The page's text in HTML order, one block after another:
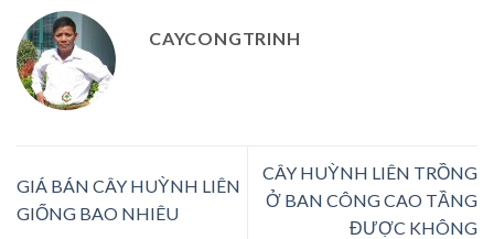
CAYCONGTRINH
GIÁ BÁN CÂY HUỲNH LIÊN
GIỐNG BAO NHIÊU
CÂY HUỲNH LIÊN TRỒNG
Ở BAN CÔNG CAO TẦNG
ĐƯỢC KHÔNG